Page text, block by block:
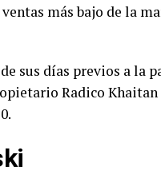
más bajo de la
sus días previos a la
Radico